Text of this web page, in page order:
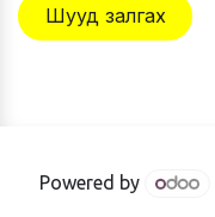
Шууд залгах
Powered by